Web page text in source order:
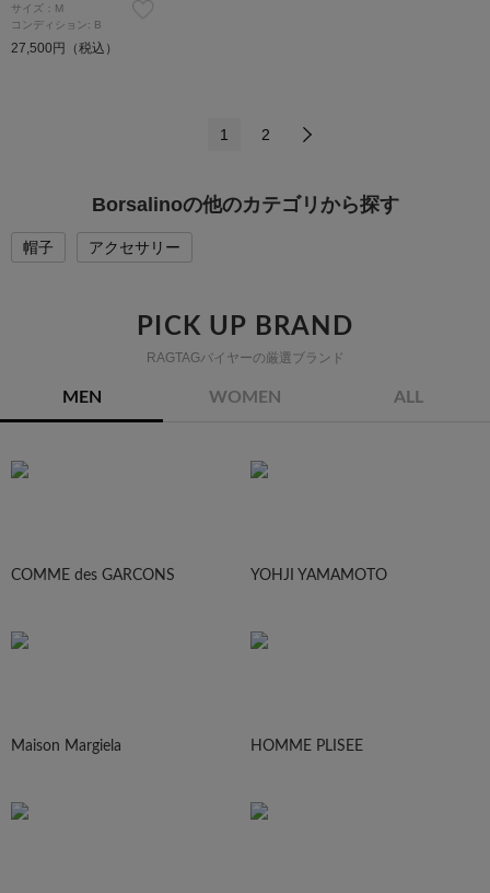
サイズ：M
コンディション: B
27,500円（税込）
1 2
Borsalinoの他のカテゴリから探す
帽子 アクセサリー
PICK UP BRAND
RAGTAGバイヤーの厳選ブランド
MEN WOMEN ALL
COMME des GARCONS YOHJI YAMAMOTO
Maison Margiela HOMME PLISEE